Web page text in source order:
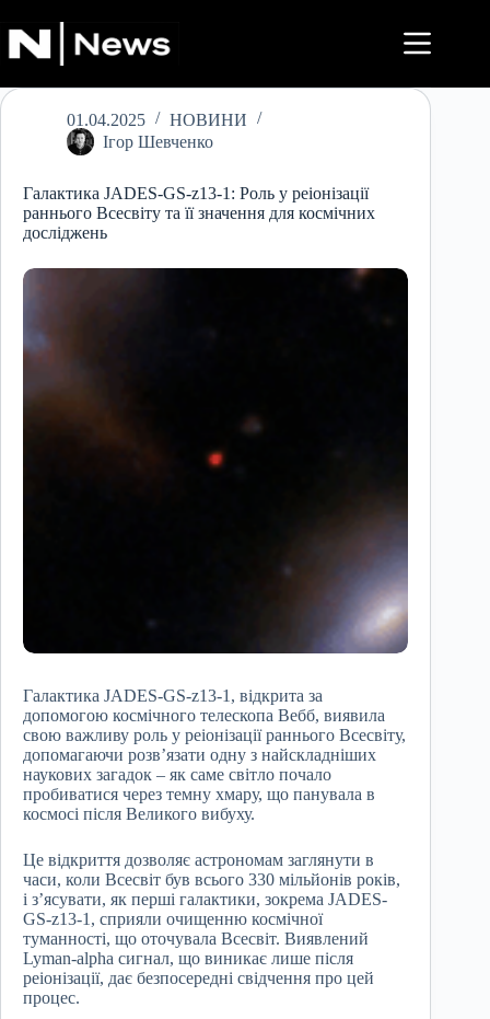
до
вмісту
01.04.2025
НОВИНИ
Ігор Шевченко
Галактика JADES-GS-z13-1: Роль у реіонізації
раннього Всесвіту та її значення для космічних
досліджень
Галактика JADES-GS-z13-1, відкрита за
допомогою космічного телескопа Вебб, виявила
свою важливу роль у реіонізації раннього Всесвіту,
допомагаючи розв’язати одну з найскладніших
наукових загадок – як саме світло почало
пробиватися через темну хмару, що панувала в
космосі після Великого вибуху.
Це відкриття дозволяє астрономам заглянути в
часи, коли Всесвіт був всього 330 мільйонів років,
і з’ясувати, як перші галактики, зокрема JADES-
GS-z13-1, сприяли очищенню космічної
туманності, що оточувала Всесвіт. Виявлений
Lyman-alpha сигнал, що виникає лише після
реіонізації, дає безпосередні свідчення про цей
процес.